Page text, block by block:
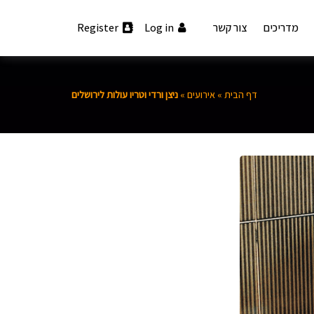
מדריכים צור קשר Log in
Register
דף הבית » אירועים » ניצן ורדי וטריו עולות לירושלים